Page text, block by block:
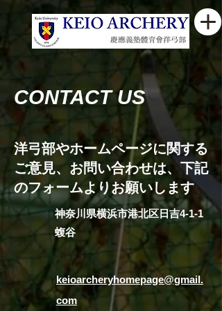
CONTACT US
洋弓部やホームページに関する
ご意見、お問い合わせは、下記
のフォームよりお願いします
神奈川県横浜市港北区日吉4-1-1
蝮谷
keioarcheryhomepage@gmail.
com